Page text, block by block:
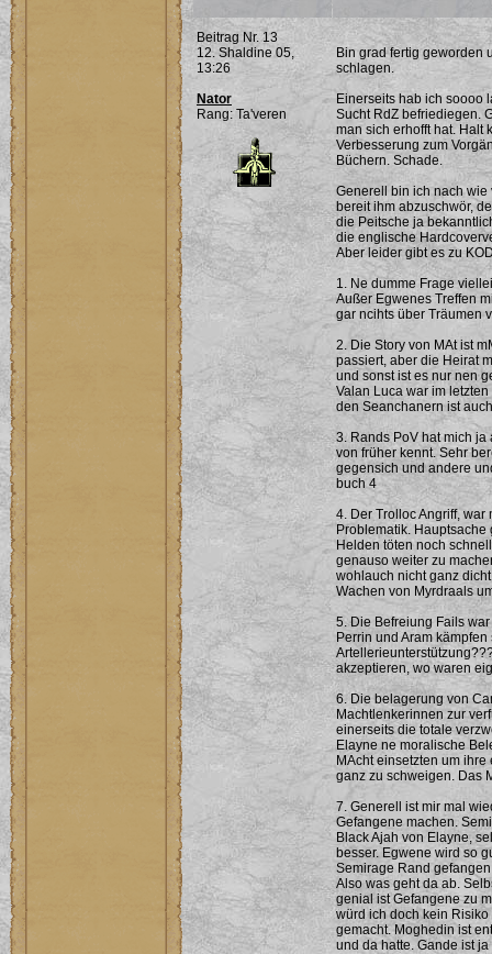
Beitrag Nr. 13
12. Shaldine 05,
13:26
Nator
Rang: Ta'veren
Bin grad fertig geworden
schlagen.
Einerseits hab ich soooo
Sucht RdZ befriediegen.
man sich erhofft hat. Halt
Verbesserung zum
Büchern. Schade.
Generell bin ich nach wie
bereit ihm abzuschwör,
die Peitsche ja
die englische
Aber leider gibt es zu
1. Ne dumme Frage
Außer Egwenes Treffen
gar ncihts über Träumen
2. Die Story von MAt ist
passiert, aber die Heirat
und sonst ist es nur nen
Valan Luca war im
den Seanchanern ist
3. Rands PoV hat mich
von früher kennt. Sehr
gegensich und andere
buch 4
4. Der Trolloc Angriff,
Problematik.
Helden töten noch
genauso weiter zu
wohlauch nicht ganz
Wachen von Myrdraals
5. Die Befreiung Fails
Perrin und Aram
akzeptieren, wo waren
6. Die belagerung von
Machtlenkerinnen zur
einerseits die totale
Elayne ne moralische
MAcht einsetzten um
ganz zu schweigen. Das
7. Generell ist mir mal
Gefangene machen.
Black Ajah von Elayne,
besser. Egwene wird so
Semirage Rand
Also was geht da ab.
genial ist Gefangene zu
würd ich doch kein
gemacht. Moghedin ist
und da hatte. Gande ist